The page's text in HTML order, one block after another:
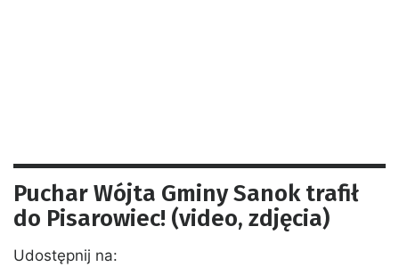
Puchar Wójta Gminy Sanok trafił
do Pisarowiec! (video, zdjęcia)
Udostępnij na: